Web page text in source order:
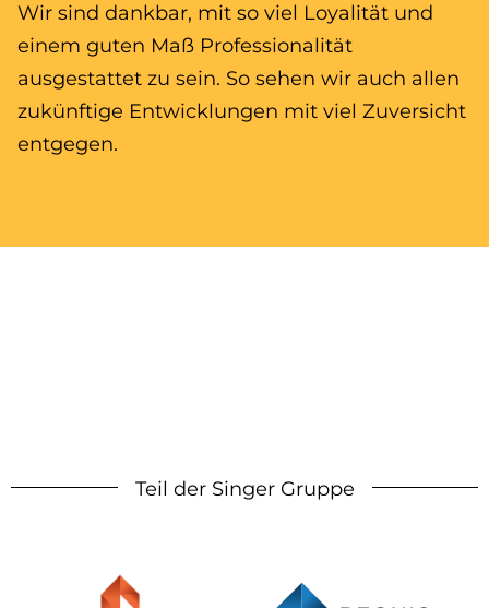
Wir sind dankbar, mit so viel Loyalität und
einem guten Maß Professionalität
ausgestattet zu sein. So sehen wir auch allen
zukünftige Entwicklungen mit viel Zuversicht
entgegen.
Teil der Singer Gruppe